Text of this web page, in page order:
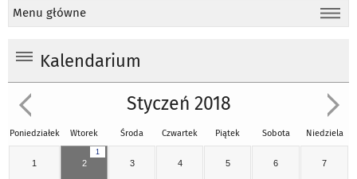
Menu główne
Kalendarium
Styczeń 2018
Poniedziałek Wtorek Środa Czwartek Piątek Sobota Niedziela
1
1
2 3 4 5 6 7